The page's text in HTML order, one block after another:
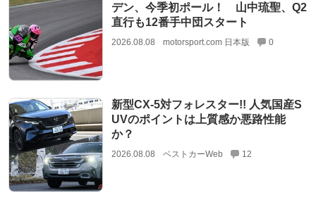
デン、今季初ポール！ 山中琉聖、Q2
直行も12番手中団スタート
2026.08.08 motorsport.com 日本版 0
新型CX-5対フォレスター!! 人気国産S
UVのポイントは上質感か悪路性能
か？
2026.08.08 ベストカーWeb 12